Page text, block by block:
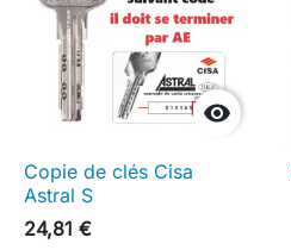

Copie de clés Cisa
Astral S
24,81 €